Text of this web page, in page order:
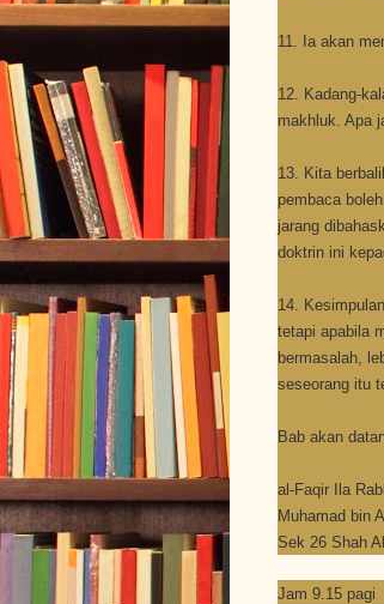
11. Ia akan
12. Kadang-
makhluk. Apa
13. Kita
pembaca
jarang
doktrin ini
14.
tetapi apabila
bermasalah,
seseorang itu
Bab akan
al-Faqir Ila
Muhamad bin
Sek 26 Shah
Jam 9.15 pagi